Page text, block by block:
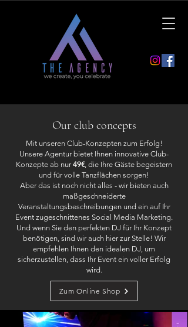
Our club concepts
Mit unseren Club-Konzepten zum Erfolg!
Unsere Agentur bietet Ihnen innovative Club-
Konzepte ab nur 49€, die Ihre Gäste begeistern
und für volle Tanzflächen sorgen!
Aber das ist noch nicht alles - wir bieten auch
maßgeschneiderte
Veranstaltungsbeschreibungen und ein auf Ihr
Event zugeschnittenes Social Media Marketing.
Und wenn Sie den perfekten DJ für Ihr Konzept
benötigen, sind wir auch hier zur Stelle! Wir
empfehlen Ihnen den idealen DJ, um
sicherzustellen, dass Ihr Event ein voller Erfolg
wird.
Zum Online Shop